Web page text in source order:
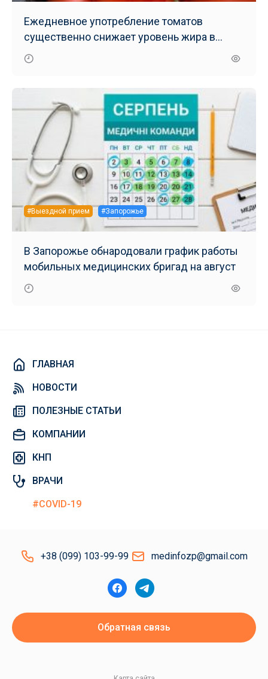
Ежедневное употребление томатов
существенно снижает уровень жира в
печени – результаты нового исследования
#Выездной прием #Запорожье
В Запорожье обнародовали график работы
мобильных медицинских бригад на август
ГЛАВНАЯ
НОВОСТИ
ПОЛЕЗНЫЕ СТАТЬИ
КОМПАНИИ
КНП
ВРАЧИ
#COVID-19
+38 (099) 103-99-99 medinfozp@gmail.com
Обратная связь